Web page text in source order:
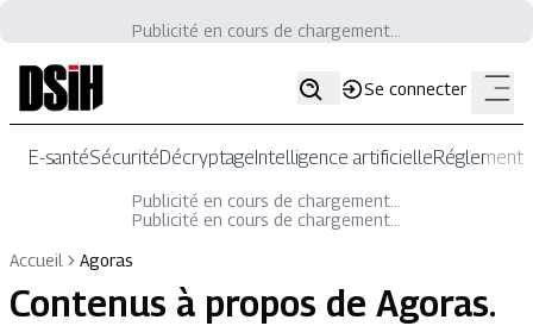
Publicité en cours de chargement...
Se connecter
E-santéSécuritéDécryptageIntelligence artificielle
Publicité en cours de chargement...
Publicité en cours de chargement...
Accueil
Agoras
Contenus à propos de Agoras.